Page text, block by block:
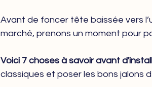
Avant de foncer tête baissée vers
marché, prenons un moment pour
Voici 7 choses à savoir avant
classiques et poser les bons jalons